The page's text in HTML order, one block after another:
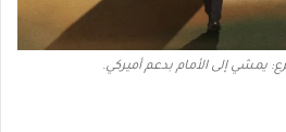
يمشي إلى الأمام بدعم أميركي.